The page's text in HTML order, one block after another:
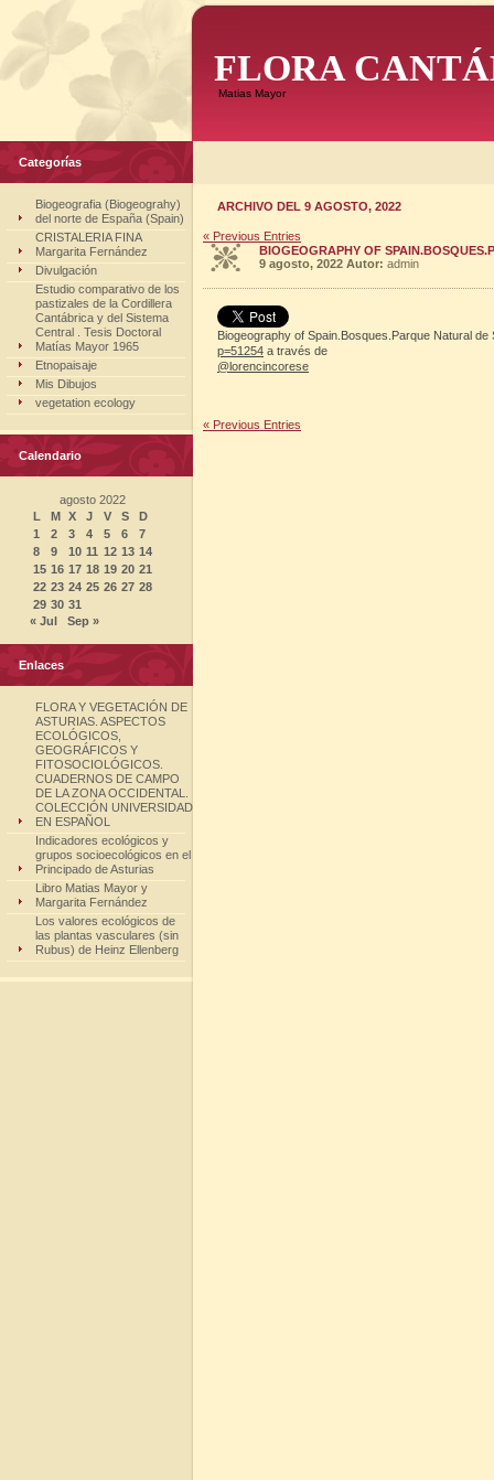
FLORA
Matias Mayor
Categorías
Biogeografia (Biogeograhy)
del norte de España (Spain)
CRISTALERIA FINA
Margarita Fernández
Divulgación
Estudio comparativo de los
pastizales de la Cordillera
Cantábrica y del Sistema
Central . Tesis Doctoral
Matías Mayor 1965
Etnopaisaje
Mis Dibujos
vegetation ecology
Calendario
agosto 2022
L
M X J V S
D
1
2 3 4 5 6
7
8
9 10 11 12 13 14
15 16 17 18 19 20 21
22 23 24 25 26 27 28
29 30 31
« Jul
Sep »
Enlaces
FLORA Y VEGETACIÓN DE
ASTURIAS. ASPECTOS
ECOLÓGICOS,
GEOGRÁFICOS Y
FITOSOCIOLÓGICOS.
CUADERNOS DE CAMPO
DE LA ZONA OCCIDENTAL.
COLECCIÓN UNIVERSIDAD
EN ESPAÑOL
Indicadores ecológicos y
grupos socioecológicos en el
Principado de Asturias
Libro Matias Mayor y
Margarita Fernández
Los valores ecológicos de
las plantas vasculares (sin
Rubus) de Heinz Ellenberg
ARCHIVO DEL 9 AGOSTO, 2022
« Previous Entries
BIOGEOGRAPHY OF
9 agosto, 2022 Autor: admin
Biogeography of Spain.Bosques.Parque Natural
p=51254 a través de
@lorencincorese
« Previous Entries